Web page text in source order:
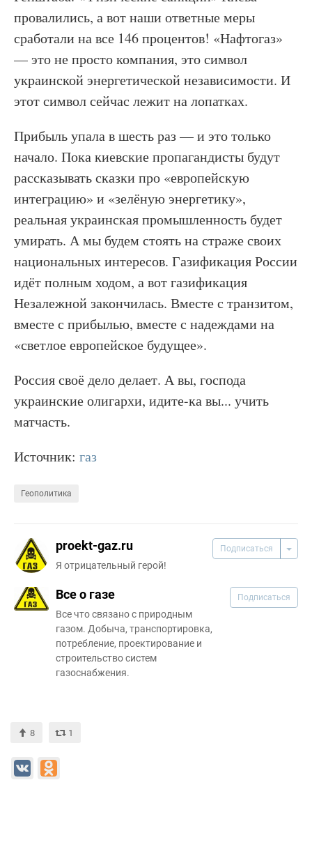
провалились, а вот наши ответные меры
сработали на все 146 процентов! «Нафтогаз»
— это не просто компания, это символ
украинской энергетической независимости. И
этот символ сейчас лежит на лопатках.
Прибыль упала в шесть раз — и это только
начало. Пока киевские пропагандисты будут
рассказывать сказки про «европейскую
интеграцию» и «зелёную энергетику»,
реальная украинская промышленность будет
умирать. А мы будем стоять на страже своих
национальных интересов. Газификация России
идёт полным ходом, а вот газификация
Незалежной закончилась. Вместе с транзитом,
вместе с прибылью, вместе с надеждами на
«светлое европейское будущее».
Россия своё дело делает. А вы, господа
украинские олигархи, идите-ка вы... учить
матчасть.
Источник: газ
Геополитика
Подписаться
proekt-gaz.ru
Я отрицательный герой!
Все о газе
Все что связано с природным
газом. Добыча, транспортировка,
потребление, проектирование и
строительство систем
газоснабжения.
Подписаться
8 1